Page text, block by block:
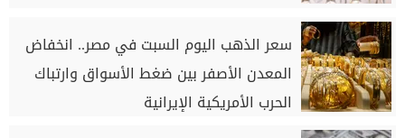
سعر الذهب اليوم السبت في مصر.. انخفاض
المعدن الأصفر بين ضغط الأسواق وارتباك
الحرب الأمريكية الإيرانية